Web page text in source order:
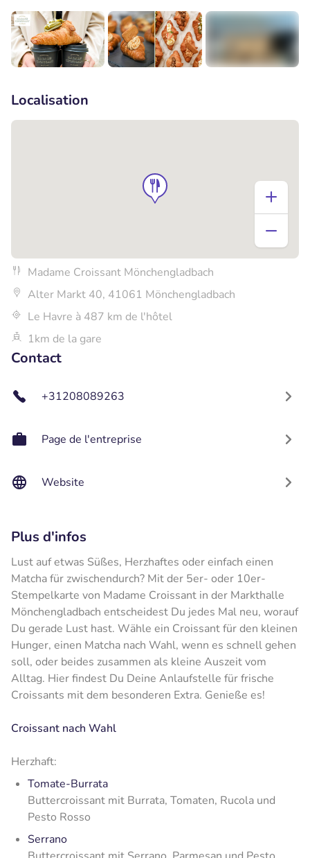
Localisation
Madame Croissant Mönchengladbach
Alter Markt 40, 41061 Mönchengladbach
Le Havre à 487 km de l'hôtel
1km de la gare
Contact
+31208089263
Page de l'entreprise
Website
Plus d'infos
Lust auf etwas Süßes, Herzhaftes oder einfach einen
Matcha für zwischendurch? Mit der 5er- oder 10er-
Stempelkarte von Madame Croissant in der Markthalle
Mönchengladbach entscheidest Du jedes Mal neu, worauf
Du gerade Lust hast. Wähle ein Croissant für den kleinen
Hunger, einen Matcha nach Wahl, wenn es schnell gehen
soll, oder beides zusammen als kleine Auszeit vom
Alltag. Hier findest Du Deine Anlaufstelle für frische
Croissants mit dem besonderen Extra. Genieße es!
Croissant nach Wahl
Herzhaft:
Tomate-Burrata
Buttercroissant mit Burrata, Tomaten, Rucola und
Pesto Rosso
Serrano